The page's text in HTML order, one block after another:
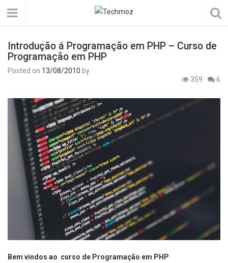
Introdução á Programação em PHP – Curso de
Programação em PHP
Posted on 13/08/2010 by
359
6
Bem vindos ao curso de Programação em PHP